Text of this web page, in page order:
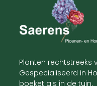
Planten rechtstreeks
Gespecialiseerd in
boeket als in de tuin.